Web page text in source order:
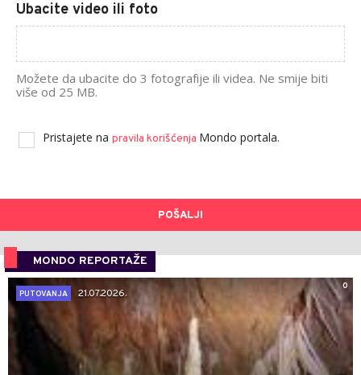
Ubacite video ili foto
Možete da ubacite do 3 fotografije ili videa. Ne smije biti
više od 25 MB.
Pristajete na pravila korišćenja Mondo portala.
POŠALJI
MONDO REPORTAŽE
0
PUTOVANJA
21.07.2026.